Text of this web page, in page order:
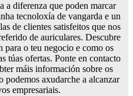
a diferenza que poden marcar
tecnoloxía de vangarda e un
de clientes satisfeitos que nos
de auriculares. Descubre
para o teu negocio e como os
túas ofertas. Ponte en contacto
máis información sobre os
podemos axudarche a alcanzar
empresariais.